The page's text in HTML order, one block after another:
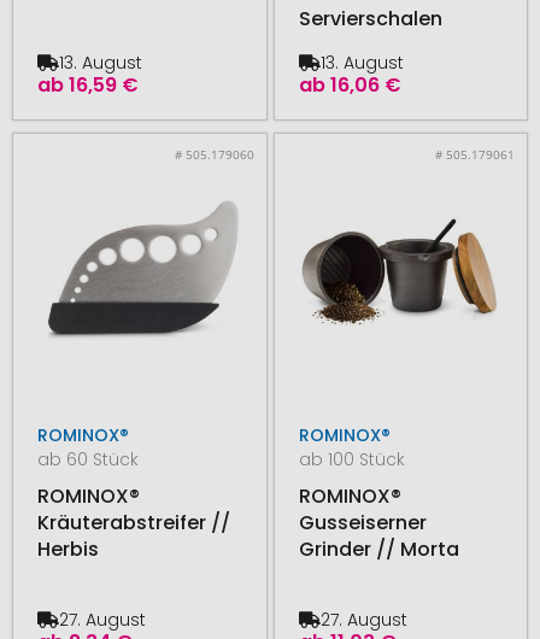
ab16,59 €
13. August
Servierschalen
ab16,06 €
13. August
# 505.179060
ROMINOX®
ab 60 Stück
ROMINOX®
Kräuterabstreifer //
Herbis
27. August
# 505.179061
ROMINOX®
ab 100 Stück
ROMINOX®
Gusseiserner
Grinder // Morta
27. August